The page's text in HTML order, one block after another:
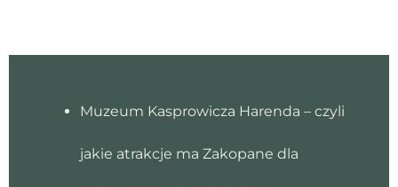
Muzeum Kasprowicza Harenda – czyli
jakie atrakcje ma Zakopane dla